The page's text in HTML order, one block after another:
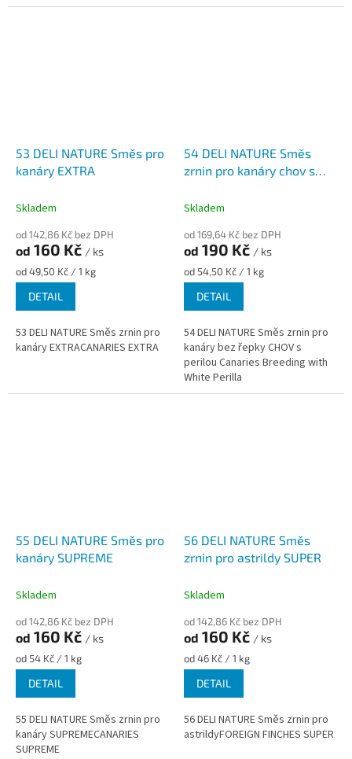
53 DELI NATURE Směs pro
kanáry EXTRA
Skladem
od 142,86 Kč bez DPH
od 160 Kč / ks
Měrná
cena:
od 49,50 Kč / 1 kg
DETAIL
53 DELI NATURE Směs zrnin pro
kanáry EXTRACANARIES EXTRA
54 DELI NATURE Směs
zrnin pro kanáry chov s
Skladem
od 169,64 Kč bez DPH
od 190 Kč / ks
Měrná
cena:
od 54,50 Kč / 1 kg
DETAIL
54 DELI NATURE Směs zrnin pro
kanáry bez řepky CHOV s
perilou Canaries Breeding with
White Perilla
55 DELI NATURE Směs pro
kanáry SUPREME
Skladem
od 142,86 Kč bez DPH
od 160 Kč / ks
Měrná
cena:
od 54 Kč / 1 kg
DETAIL
55 DELI NATURE Směs zrnin pro
kanáry SUPREMECANARIES
SUPREME
56 DELI NATURE Směs
zrnin pro astrildy SUPER
Skladem
od 142,86 Kč bez DPH
od 160 Kč / ks
Měrná
cena:
od 46 Kč / 1 kg
DETAIL
56 DELI NATURE Směs zrnin pro
astrildyFOREIGN FINCHES SUPER